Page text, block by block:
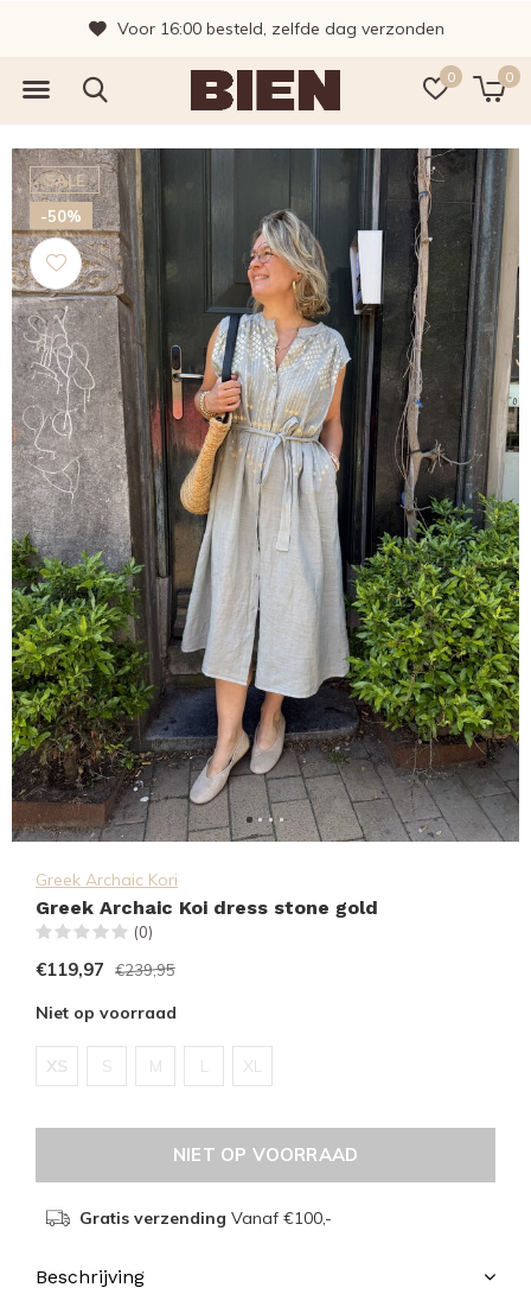
0 0
Voor 16:00 besteld, zelfde dag verzonden
SALE
-50%
Greek Archaic Kori
Greek Archaic Koi dress stone gold
(0)
€119,97 €239,95
Niet op voorraad
XS S M L XL
NIET OP VOORRAAD
Gratis verzending Vanaf €100,-
Beschrijving